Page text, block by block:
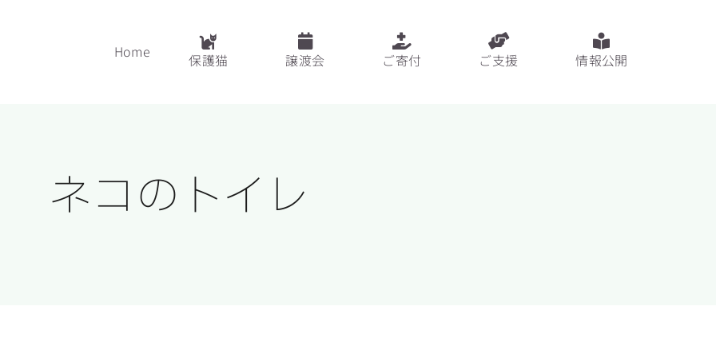
Home 保護猫 譲渡会 ご寄付 ご支援 情報公開
ネコのトイレ